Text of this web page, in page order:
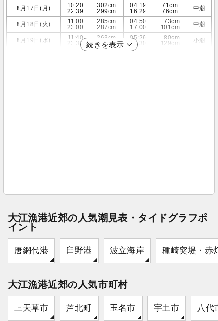
8月17日(月)
10:20
22:39
302cm
299cm
04:19
16:29
71cm
76cm
中潮
8月18日(火)
11:00
23:00
285cm
287cm
04:50
17:00
73cm
101cm
中潮
8月19日(水)
11:40
23:39
263cm
272cm
05:29
17:30
80cm
129cm
小潮
続きを表示
大江漁港近郊の人気潮見表・タイドグラフポ
イント
唐網代港 臼野港 波立海岸 種崎突堤・赤
大江漁港近郊の人気市町村
上天草市 芦北町 玉名市 宇土市 八代